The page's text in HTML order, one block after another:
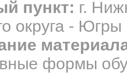
пункт: г.
округа - Югры
формы